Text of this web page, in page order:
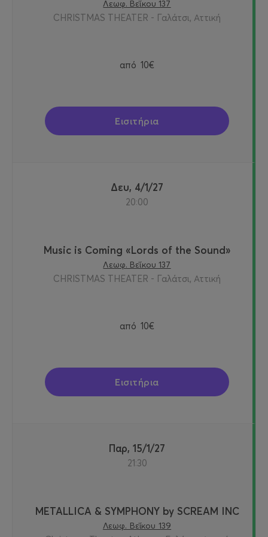
Λεωφ. Βεΐκου 137
CHRISTMAS THEATER - Γαλάτσι, Αττική
από 10€
Εισιτήρια
Δευ, 4/1/27
20:00
Music is Сoming «Lords of the Sound»
Λεωφ. Βεΐκου 137
CHRISTMAS THEATER - Γαλάτσι, Αττική
από 10€
Εισιτήρια
Παρ, 15/1/27
21:30
METALLICA & SYMPHONY by SCREAM INC
Λεωφ. Βεΐκου 139